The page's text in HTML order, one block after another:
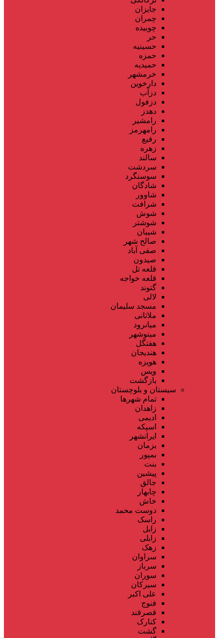
جایزان
چمران
چوبیده
حر
حسینیه
حمزه
حمیدیه
خرمشهر
دارخوین
دزآب
دزفول
دهدز
رامشیر
رامهرمز
رفیع
زهره
سالند
سردشت
سوسنگرد
شادگان
شاوور
شرافت
شوش
شوشتر
شیبان
صالح شهر
صفی آباد
صیدون
قلعه تل
قلعه خواجه
گتوند
لالی
مسجد سلیمان
ملاثانی
میانرود
مینوشهر
هفتگل
هندیجان
هویزه
ویس
بازگشت
سیستان و بلوچستان
تمام شهر‌ها
زاهدان
ادیمی
اسپکه
ایرانشهر
بزمان
بمپور
بنت
پیشین
جالق
چابهار
خاش
دوست محمد
راسک
زابل
زابلی
زهک
سراوان
سرباز
سوران
سیرکان
علی اکبر
فنوج
قصرقند
کنارک
گشت